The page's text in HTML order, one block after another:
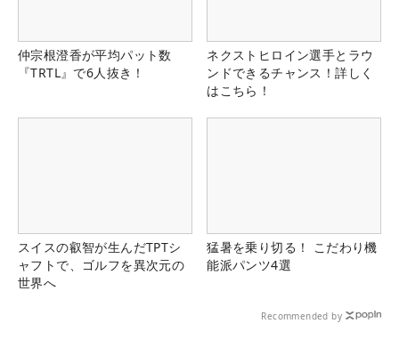
仲宗根澄香が平均パット数
『TRTL』で6人抜き！
ネクストヒロイン選手とラウ
ンドできるチャンス！詳しく
はこちら！
スイスの叡智が生んだTPTシ
ャフトで、ゴルフを異次元の
世界へ
猛暑を乗り切る！ こだわり機
能派パンツ4選
Recommended by